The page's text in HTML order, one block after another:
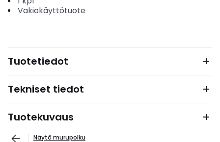
Vakiokäyttötuote
Tuotetiedot
Tekniset tiedot
Tuotekuvaus
Näytä murupolku